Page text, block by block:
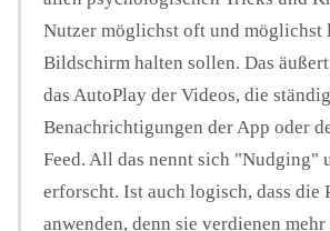
Nutzer möglichst oft und möglichst
Bildschirm halten sollen. Das
das AutoPlay der Videos, die
Benachrichtigungen der App oder
Feed. All das nennt sich "Nudging"
erforscht. Ist auch logisch, dass die
anwenden, denn sie verdienen